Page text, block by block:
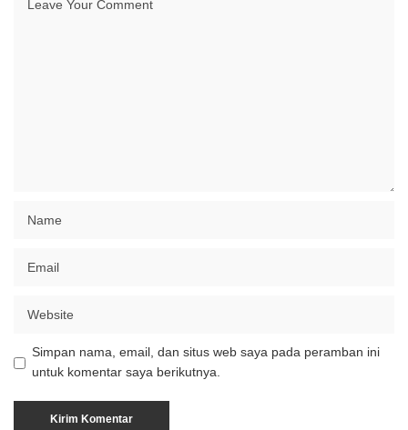
Simpan nama, email, dan situs web saya pada peramban ini
untuk komentar saya berikutnya.